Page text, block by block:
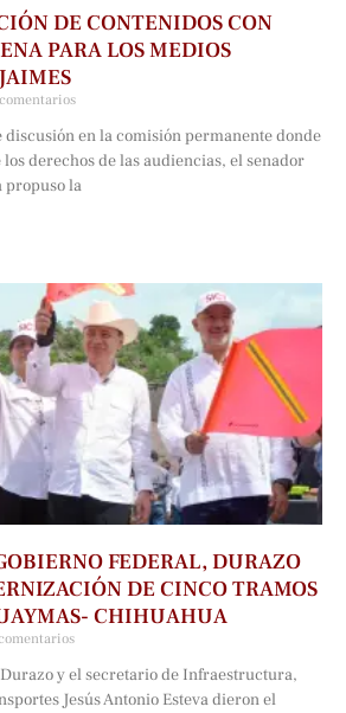
DE CONTENIDOS CON
PARA LOS MEDIOS
discusión en la comisión permanente donde
derechos de las audiencias, el senador
propuso la
FEDERAL, DURAZO
DE CINCO TRAMOS
CHIHUAHUA
y el secretario de Infraestructura,
Jesús Antonio Esteva dieron el